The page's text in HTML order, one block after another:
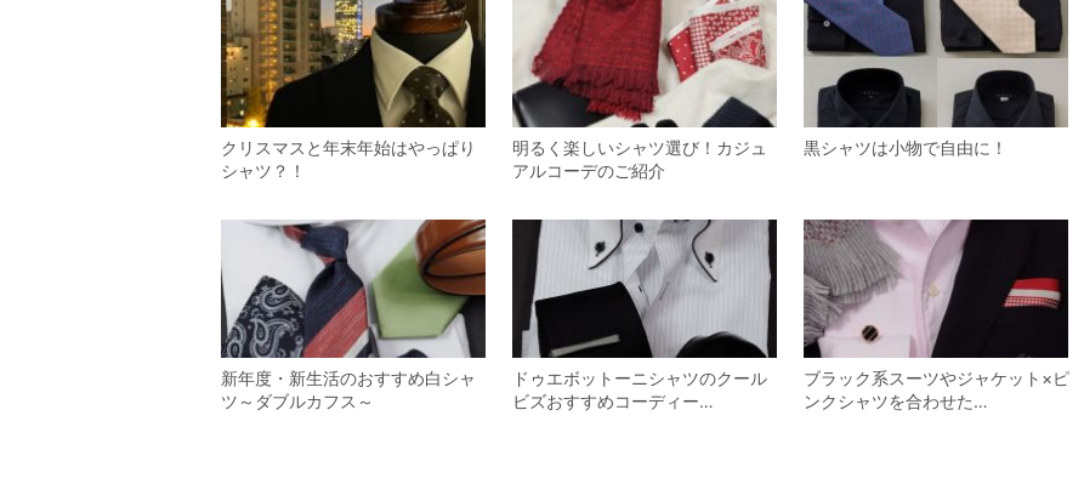
クリスマスと年末年始はやっぱり
シャツ？！
明るく楽しいシャツ選び！カジュ
アルコーデのご紹介
黒シャツは小物で自由に！
新年度・新生活のおすすめ白シャ
ツ～ダブルカフス～
ドゥエボットーニシャツのクール
ビズおすすめコーディー…
ブラック系スーツやジャケット×ピ
ンクシャツを合わせた…